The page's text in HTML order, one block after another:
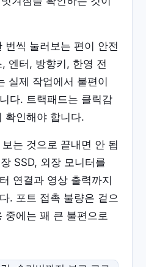
번씩 눌러보는 편이 안전
엔터, 방향키, 한영 전
실제 작업에서 불편이
다. 트랙패드는 클릭감
확인해야 합니다.
는 것으로 끝내면 안 됩
SSD, 외장 모니터를
연결과 영상 출력까지
. 포트 접촉 불량은 겉으
중에는 꽤 큰 불편으로